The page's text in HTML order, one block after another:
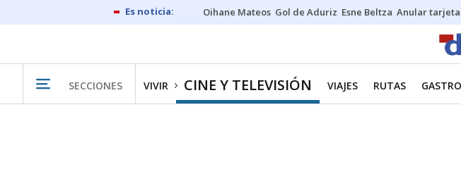
Oihane Mateos Gol de Aduriz Esne Beltza Anular
SECCIONES VIVIR CINE Y TELEVISIÓN VIAJES RUTAS